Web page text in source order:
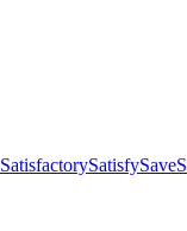
SatisfactorySatisfySave